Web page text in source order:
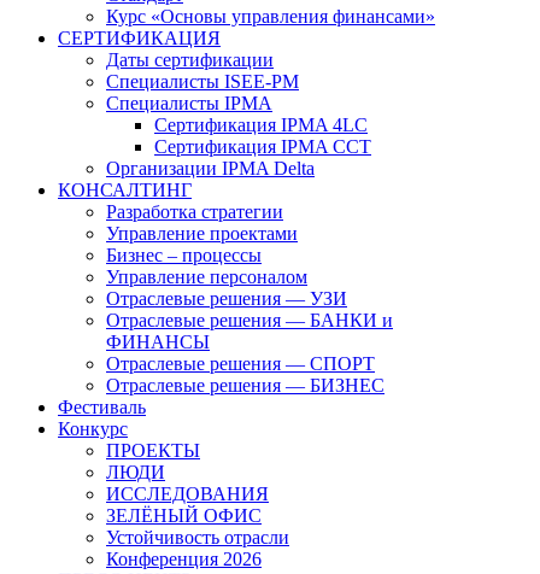
Курс «Основы управления финансами»
СЕРТИФИКАЦИЯ
Даты сертификации
Специалисты ISEE-PM
Специалисты IPMA
Сертификация IPMA 4LC
Сертификация IPMA CCT
Организации IPMA Delta
КОНСАЛТИНГ
Разработка стратегии
Управление проектами
Бизнес – процессы
Управление персоналом
Отраслевые решения — УЗИ
Отраслевые решения — БАНКИ и
ФИНАНСЫ
Отраслевые решения — СПОРТ
Отраслевые решения — БИЗНЕС
Фестиваль
Конкурс
ПРОЕКТЫ
ЛЮДИ
ИССЛЕДОВАНИЯ
ЗЕЛЁНЫЙ ОФИС
Устойчивость отрасли
Конференция 2026